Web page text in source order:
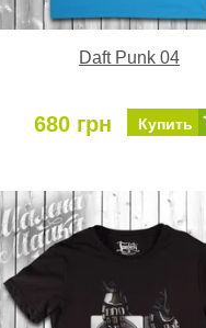
Daft Punk 04
680 грн Купить